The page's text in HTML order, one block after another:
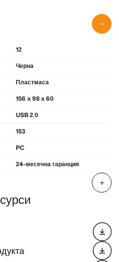
12
Черна
Пластмаса
156 x 98 x 60
USB 2.0
153
PC
24-месечна гаранция